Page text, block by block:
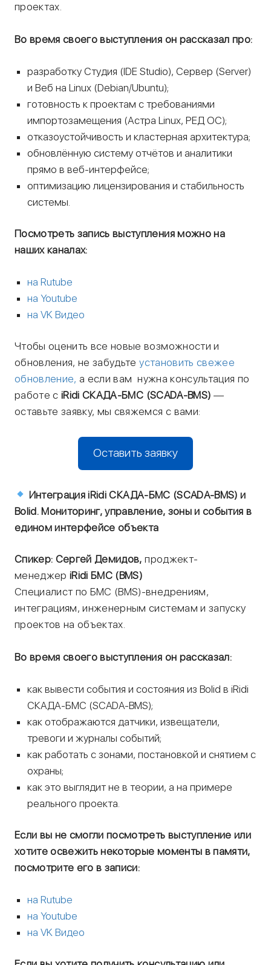
проектах.
Во время своего выступления он рассказал про:
разработку Студия (IDE Studio), Сервер (Server)
и Веб на Linux (Debian/Ubuntu);
готовность к проектам с требованиями
импортозамещения (Астра Linux, РЕД ОС);
отказоустойчивость и кластерная архитектура;
обновлённую систему отчётов и аналитики
прямо в веб-интерфейсе;
оптимизацию лицензирования и стабильность
системы.
Посмотреть запись выступления можно на
наших каналах:
на Rutube
на Youtube
на VK Видео
Чтобы оценить все новые возможности и
обновления, не забудьтеустановить свежее
обновление, а если вам нужна консультация по
работе сiRidi СКАДА-БМС (SCADA-BMS) —
оставьте заявку, мы свяжемся с вами:
Оставить заявку
Интеграция iRidi СКАДА-БМС (SCADA-BMS) и
Bolid. Мониторинг, управление, зоны и события в
едином интерфейсе объекта
Спикер: Сергей Демидов,проджект-
менеджер iRidi БМС (BMS)
Специалист по БМС (BMS)-внедрениям,
интеграциям, инженерным системам и запуску
проектов на объектах.
Во время своего выступления он рассказал:
как вывести события и состояния из Bolid в iRidi
СКАДА-БМС (SCADA-BMS);
как отображаются датчики, извещатели,
тревоги и журналы событий;
как работать с зонами, постановкой и снятием с
охраны;
как это выглядит не в теории, а на примере
реального проекта.
Если вы не смогли посмотреть выступление или
хотите освежить некоторые моменты в памяти,
посмотрите его в записи:
на Rutube
на Youtube
на VK Видео